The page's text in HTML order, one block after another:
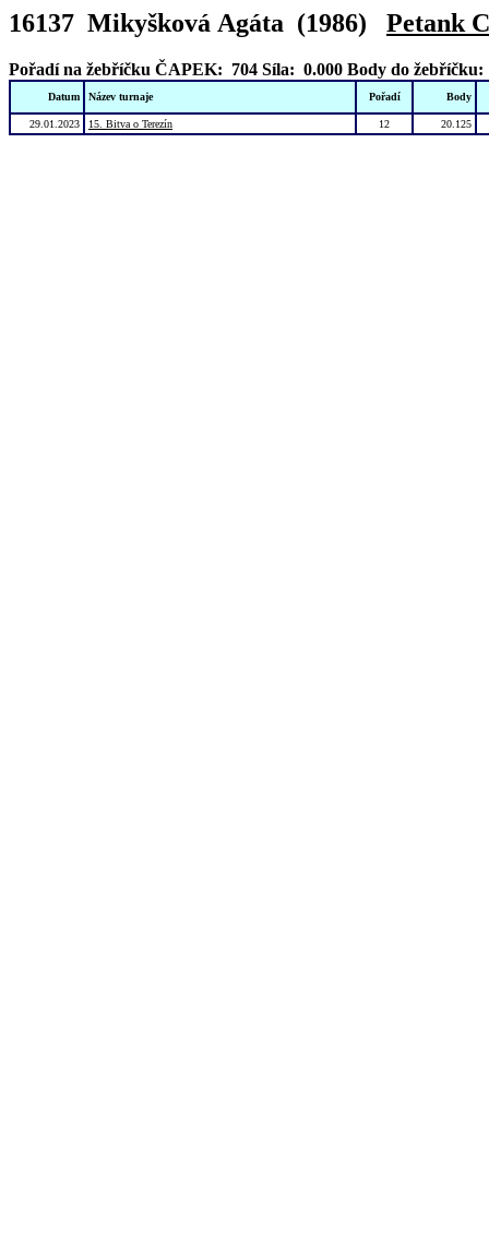
16137 Mikyšková Agáta (1986) Petank
Pořadí na žebříčku ČAPEK: 704 Síla: 0.000 Body do žebříčku:
Datum Název turnaje Pořadí Body
29.01.2023 15. Bitva o Terezín 12 20.125